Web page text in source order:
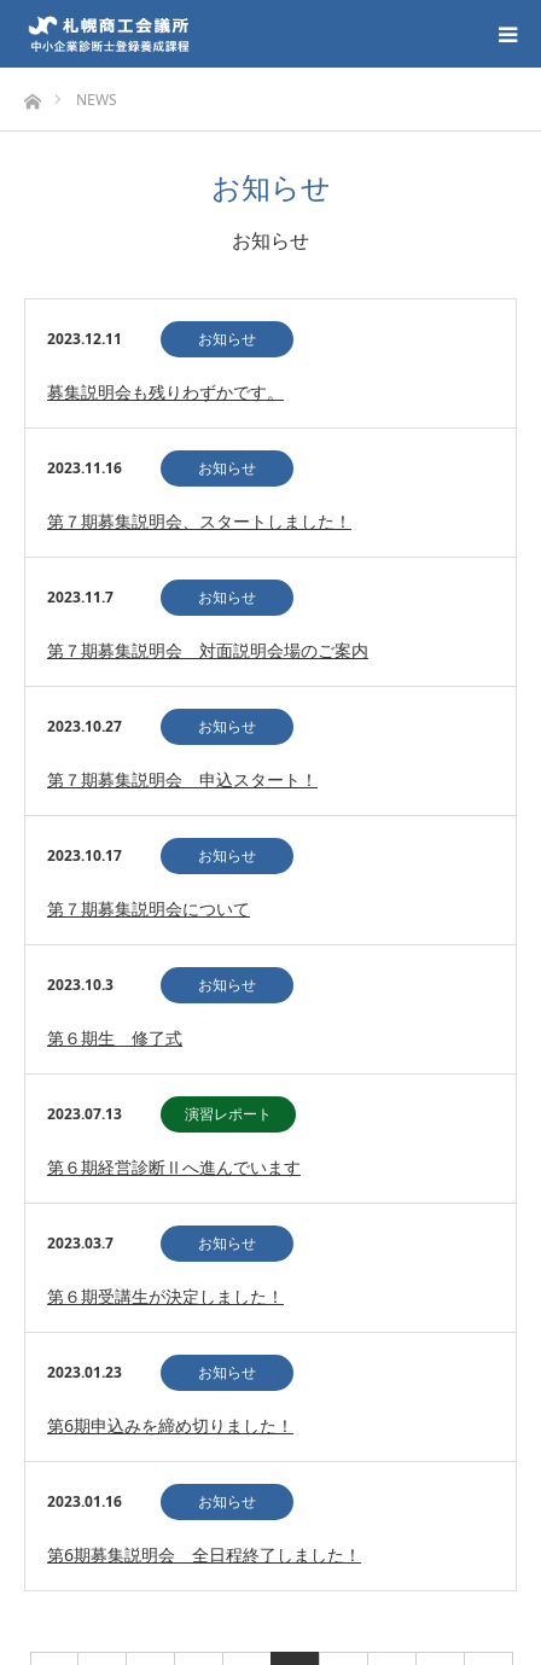
ホームNEWS
お知らせ
お知らせ
2023.12.11 お知らせ
募集説明会も残りわずかです。
2023.11.16 お知らせ
第７期募集説明会、スタートしました！
2023.11.7 お知らせ
第７期募集説明会 対面説明会場のご案内
2023.10.27 お知らせ
第７期募集説明会 申込スタート！
2023.10.17 お知らせ
第７期募集説明会について
2023.10.3 お知らせ
第６期生 修了式
2023.07.13 演習レポート
第６期経営診断Ⅱへ進んでいます
2023.03.7 お知らせ
第６期受講生が決定しました！
2023.01.23 お知らせ
第6期申込みを締め切りました！
2023.01.16 お知らせ
第6期募集説明会 全日程終了しました！